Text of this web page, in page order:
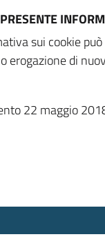
sui cookie
erogazione di
22 maggio